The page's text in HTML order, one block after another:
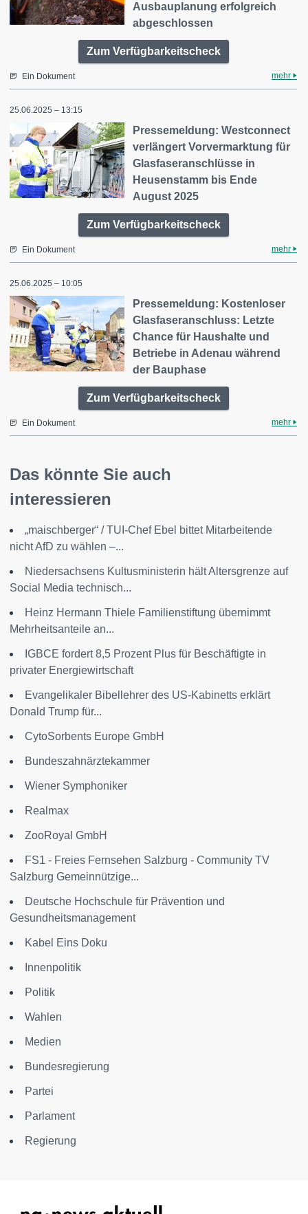
Ausbauplanung erfolgreich
abgeschlossen
Zum Verfügbarkeitscheck
Ein Dokument mehr
25.06.2025 – 13:15
Pressemeldung: Westconnect
verlängert Vorvermarktung für
Glasfaseranschlüsse in
Heusenstamm bis Ende
August 2025
Zum Verfügbarkeitscheck
Ein Dokument mehr
25.06.2025 – 10:05
Pressemeldung: Kostenloser
Glasfaseranschluss: Letzte
Chance für Haushalte und
Betriebe in Adenau während
der Bauphase
Zum Verfügbarkeitscheck
Ein Dokument mehr
Das könnte Sie auch
interessieren
„maischberger“ / TUI-Chef Ebel bittet Mitarbeitende
nicht AfD zu wählen –...
Niedersachsens Kultusministerin hält Altersgrenze auf
Social Media technisch...
Heinz Hermann Thiele Familienstiftung übernimmt
Mehrheitsanteile an...
IGBCE fordert 8,5 Prozent Plus für Beschäftigte in
privater Energiewirtschaft
Evangelikaler Bibellehrer des US-Kabinetts erklärt
Donald Trump für...
CytoSorbents Europe GmbH
Bundeszahnärztekammer
Wiener Symphoniker
Realmax
ZooRoyal GmbH
FS1 - Freies Fernsehen Salzburg - Community TV
Salzburg Gemeinnützige...
Deutsche Hochschule für Prävention und
Gesundheitsmanagement
Kabel Eins Doku
Innenpolitik
Politik
Wahlen
Medien
Bundesregierung
Partei
Parlament
Regierung